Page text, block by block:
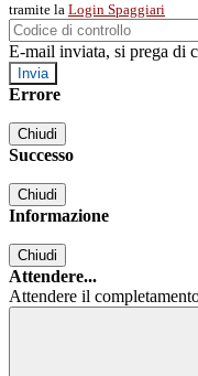
tramite la Login Spaggiari
E-mail inviata, si prega di
Errore
Chiudi
Successo
Chiudi
Informazione
Chiudi
Attendere...
Attendere il